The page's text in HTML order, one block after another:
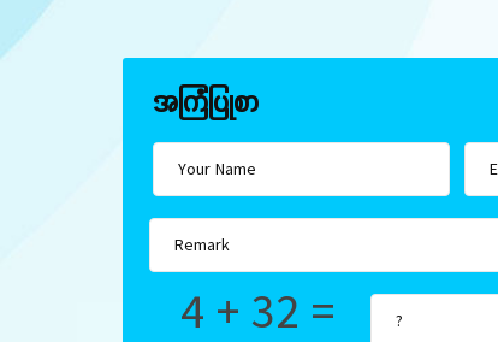
အကြံပြုစာ
4 + 32 =